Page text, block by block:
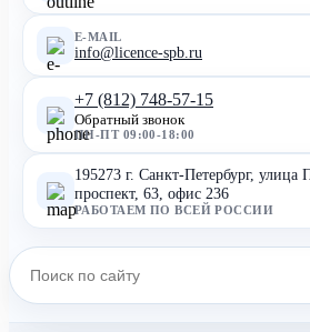
E-MAIL
info@licence-spb.ru
+7 (812) 748-57-15
Обратный звонок
ПН-ПТ 09:00-18:00
195273 г. Санкт-Петербург, улица
проспект, 63, офис 236
РАБОТАЕМ ПО ВСЕЙ РОССИИ